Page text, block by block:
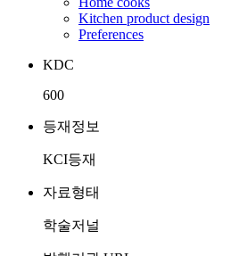
Kitchen product design
Preferences
KDC
600
등재정보
KCI등재
자료형태
학술저널